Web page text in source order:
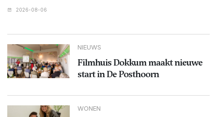
2026-08-06
NIEUWS
Filmhuis Dokkum maakt nieuwe
start in De Posthoorn
WONEN